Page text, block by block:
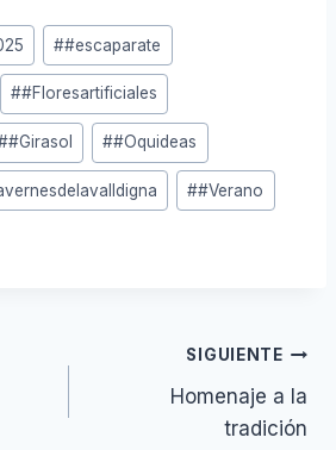
##escaparate
##Floresartificiales
#Girasol ##Oquideas
##Verano
SIGUIENTE
Homenaje a la
tradición